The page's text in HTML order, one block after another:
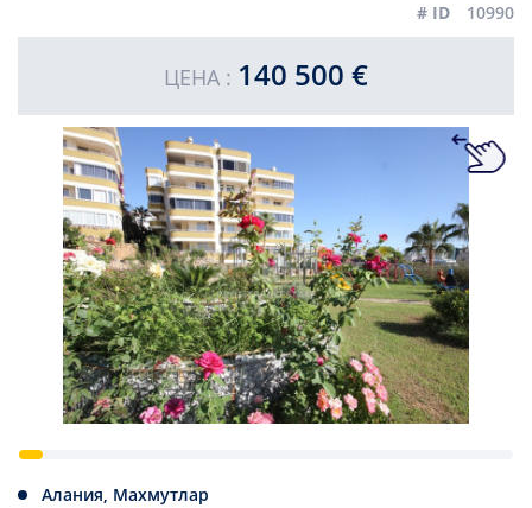
# ID
10990
ЦЕНА : 140 500 €
Алания, Махмутлар